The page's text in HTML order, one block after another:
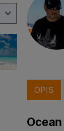
OPIS